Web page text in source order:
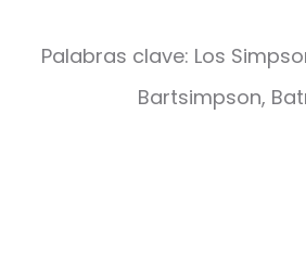
Palabras clave: Los
Bartsimpson,